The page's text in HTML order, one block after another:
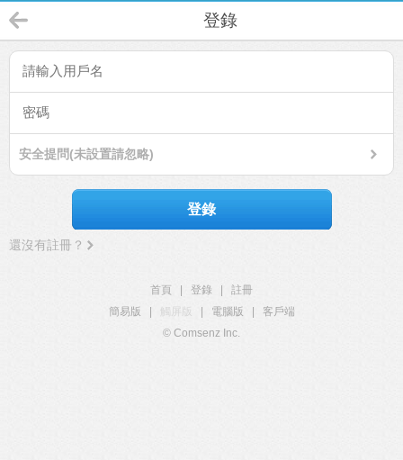
登錄
安全提問(未設置請忽略)
登錄
還沒有註冊？
首頁 登錄
註冊
簡易版
觸屏版 電腦版
客戶端
© Comsenz Inc.